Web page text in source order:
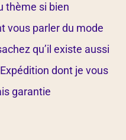
thème si bien
vous parler du mode
qu’il existe aussi
dont je vous
garantie